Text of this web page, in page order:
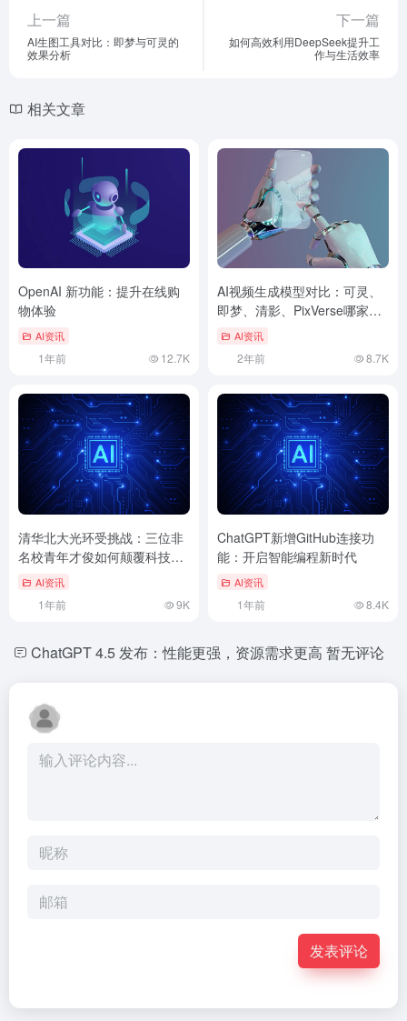
上一篇
AI生图工具对比：即梦与可灵的
效果分析
下一篇
如何高效利用DeepSeek提升工
作与生活效率
相关文章
OpenAI 新功能：提升在线购
物体验
AI资讯
1年前 12.7K
AI视频生成模型对比：可灵、
即梦、清影、PixVerse哪家更
强？AI资讯
2年前 8.7K
清华北大光环受挑战：三位非
名校青年才俊如何颠覆科技创
新格局
AI资讯
1年前 9K
ChatGPT新增GitHub连接功
能：开启智能编程新时代
AI资讯
1年前 8.4K
ChatGPT 4.5 发布：性能更强，资源需求更高 暂无评论
发表评论